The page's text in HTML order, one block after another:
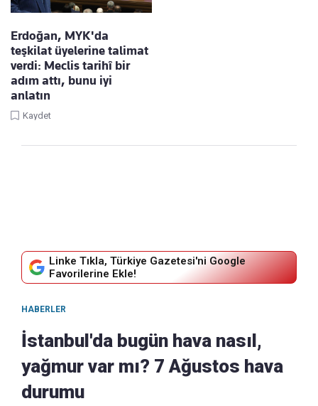
Erdoğan, MYK'da
teşkilat üyelerine talimat
verdi: Meclis tarihî bir
adım attı, bunu iyi
anlatın
Kaydet
Linke Tıkla, Türkiye Gazetesi'ni Google
Favorilerine Ekle!
HABERLER
İstanbul'da bugün hava nasıl,
yağmur var mı? 7 Ağustos hava
durumu